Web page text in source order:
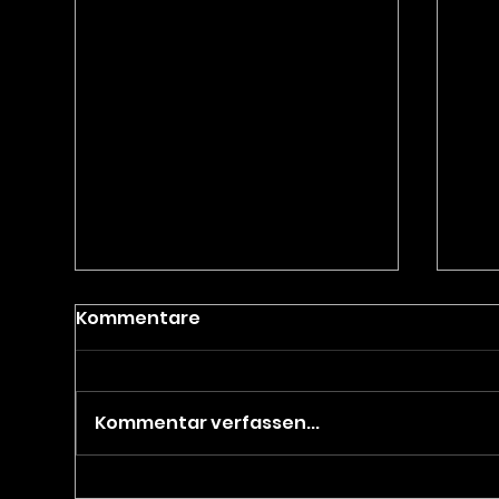
Moderne Klimatechnik
Kommentare
Kommentar verfassen...